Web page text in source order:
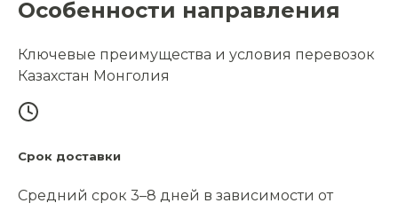
Особенности направления
Ключевые преимущества и условия перевозок
Казахстан Монголия
Срок доставки
Средний срок 3–8 дней в зависимости от